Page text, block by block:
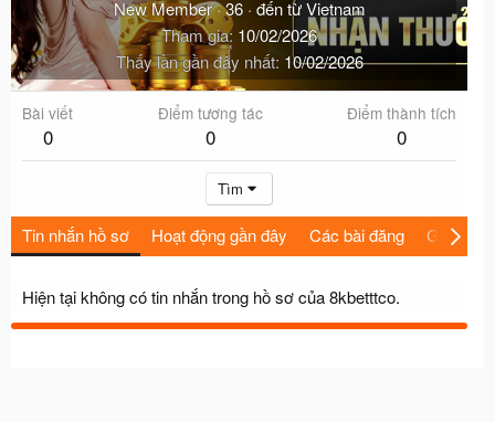
New Member·36 · đến từ Vietnam
Tham gia 10/02/2026
Thấy lần gần đây nhất 10/02/2026
Bài viết
0
Điểm tương tác
0
Điểm thành tích
0
Tìm
Tin nhắn hồ sơ Hoạt động gần đây Các bài đăng Giới thiệu
Hiện tại không có tin nhắn trong hồ sơ của 8kbetttco.